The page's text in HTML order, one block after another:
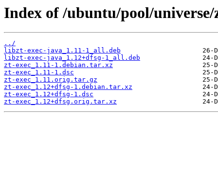
Index of /ubuntu/pool/universe/
../
libzt-exec-java_1.11-1_all.deb
libzt-exec-java_1.12+dfsg-1_all.deb
zt-exec_1.11-1.debian.tar.xz
zt-exec_1.11-1.dsc
zt-exec_1.11.orig.tar.gz
zt-exec_1.12+dfsg-1.debian.tar.xz
zt-exec_1.12+dfsg-1.dsc
zt-exec_1.12+dfsg.orig.tar.xz